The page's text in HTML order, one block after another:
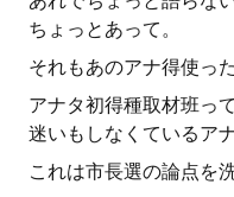
ちょっとあって。
それもあのアナ得使っ
アナタ初得種取材班っ
迷いもしなくているア
これは市長選の論点を